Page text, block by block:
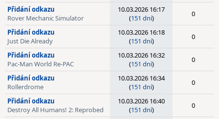
Přidání odkazu
Rover Mechanic Simulator
10.03.2026 16:17
(151 dní) 0
Přidání odkazu
Just Die Already
10.03.2026 16:18
(151 dní) 0
Přidání odkazu
Pac-Man World Re-PAC
10.03.2026 16:32
(151 dní) 0
Přidání odkazu
Rollerdrome
10.03.2026 16:34
(151 dní) 0
Přidání odkazu
Destroy All Humans! 2: Reprobed
10.03.2026 16:40
(151 dní) 0